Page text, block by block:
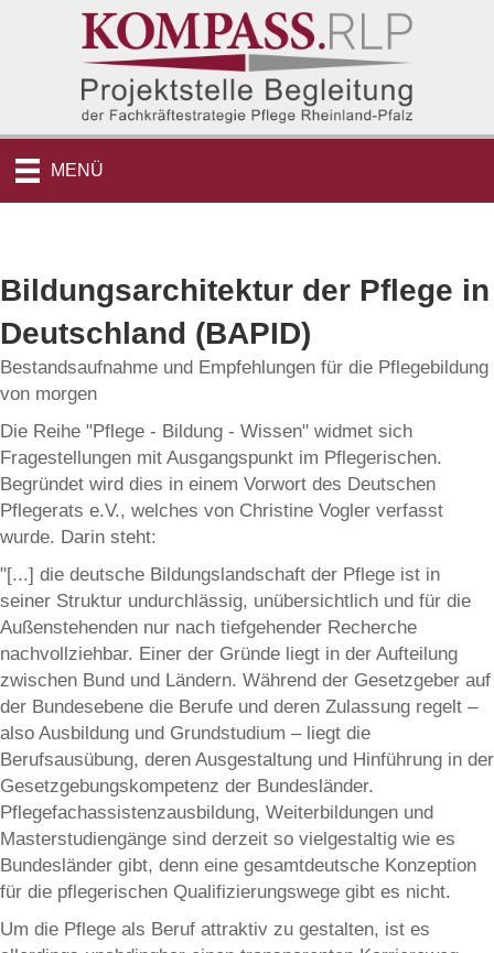
MENÜ
Bildungsarchitektur der Pflege in
Deutschland (BAPID)
Bestandsaufnahme und Empfehlungen für die Pflegebildung
von morgen
Die Reihe "Pflege - Bildung - Wissen" widmet sich
Fragestellungen mit Ausgangspunkt im Pflegerischen.
Begründet wird dies in einem Vorwort des Deutschen
Pflegerats e.V., welches von Christine Vogler verfasst
wurde. Darin steht:
"[...] die deutsche Bildungslandschaft der Pflege ist in
seiner Struktur undurchlässig, unübersichtlich und für die
Außenstehenden nur nach tiefgehender Recherche
nachvollziehbar. Einer der Gründe liegt in der Aufteilung
zwischen Bund und Ländern. Während der Gesetzgeber auf
der Bundesebene die Berufe und deren Zulassung regelt –
also Ausbildung und Grundstudium – liegt die
Berufsausübung, deren Ausgestaltung und Hinführung in der
Gesetzgebungskompetenz der Bundesländer.
Pflegefachassistenzausbildung, Weiterbildungen und
Masterstudiengänge sind derzeit so vielgestaltig wie es
Bundesländer gibt, denn eine gesamtdeutsche Konzeption
für die pflegerischen Qualifizierungswege gibt es nicht.
Um die Pflege als Beruf attraktiv zu gestalten, ist es